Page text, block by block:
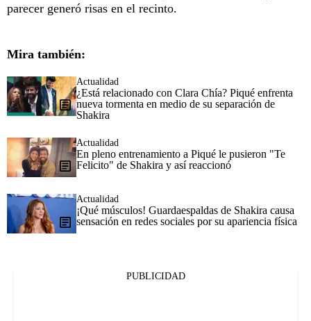
parecer generó risas en el recinto.
Mira también:
Actualidad
¿Está relacionado con Clara Chía? Piqué enfrenta
nueva tormenta en medio de su separación de
Shakira
Actualidad
En pleno entrenamiento a Piqué le pusieron "Te
Felicito" de Shakira y así reaccionó
Actualidad
¡Qué músculos! Guardaespaldas de Shakira causa
sensación en redes sociales por su apariencia física
PUBLICIDAD